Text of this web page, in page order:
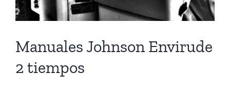
Manuales Johnson Envirude
2 tiempos